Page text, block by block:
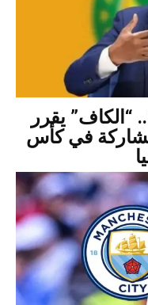
يقرر
في كأس